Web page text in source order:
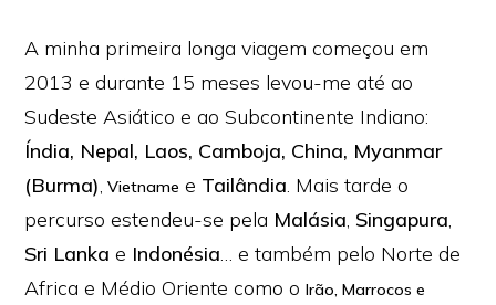
A minha primeira longa viagem começou em
2013 e durante 15 meses levou-me até ao
Sudeste Asiático e ao Subcontinente Indiano:
Índia, Nepal, Laos, Camboja, China, Myanmar
(Burma), Vietname e Tailândia. Mais tarde o
percurso estendeu-se pela Malásia, Singapura,
Sri Lanka e Indonésia… e também pelo Norte de
Africa e Médio Oriente como oIrão, Marrocos e